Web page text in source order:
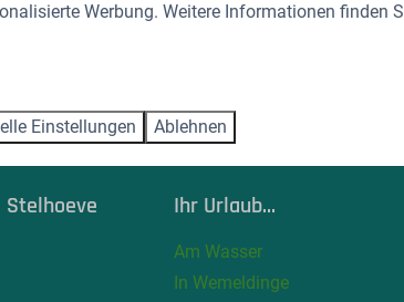
unterliegen dem niederländischen Recht.
Stelhoeve Ihr Urlaub...
Am Wasser
In Wemeldinge
Werbung. Weitere Informationen finden
Einstellungen Ablehnen